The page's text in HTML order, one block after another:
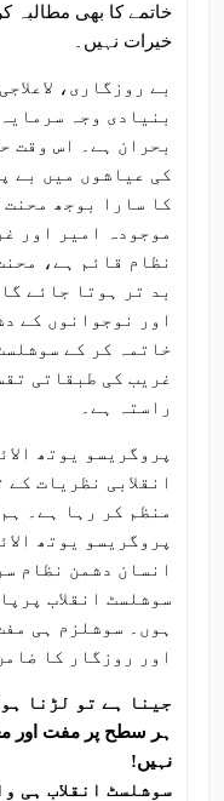
خاتمے کا بھی مطالبہ
خیرات نہیں۔
بے روزگاری،
بنیادی وجہ
بحران ہے۔ اس وقت
کی عیاشوں میں بے
کا سارا بوجھ محنت
موجودہ امیر اور
نظام قائم ہے،
بد تر ہوتا جائے
اور نوجوانوں کے
خاتمہ کر کے
غریب کی طبقاتی
راستہ ہے۔
پروگریسو یوتھ
انقلابی نظریات
منظم کر رہا ہے۔
پروگریسو یوتھ
انسان دشمن نظام
سوشلسٹ انقلاب
ہوں۔ سوشلزم ہی
اور روزگار کا
جینا ہے تو لڑنا
ہر سطح پر مفت اور
نہیں!
سوشلسٹ انقلاب ہی